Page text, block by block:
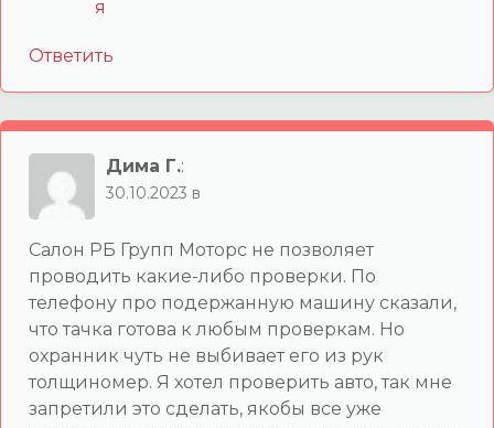
Ответить
Дима Г.:
30.10.2023 в
Салон РБ Групп Моторс не позволяет
проводить какие-либо проверки. По
телефону про подержанную машину сказали,
что тачка готова к любым проверкам. Но
охранник чуть не выбивает его из рук
толщиномер. Я хотел проверить авто, так мне
запретили это сделать, якобы все уже